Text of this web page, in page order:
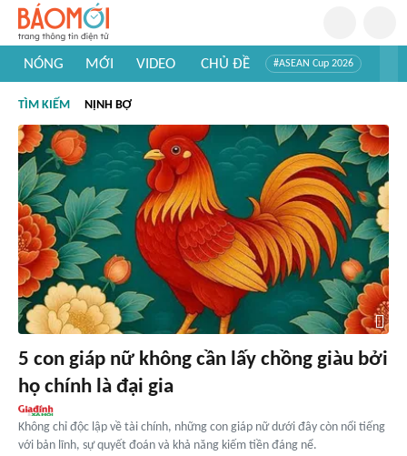
NÓNG MỚI VIDEO CHỦ ĐỀ #ASEAN Cup 2026
#Khám phá thế giới
TÌM KIẾM NỊNH BỢ
5 con giáp nữ không cần lấy chồng giàu bởi
họ chính là đại gia
Không chỉ độc lập về tài chính, những con giáp nữ dưới đây còn nổi tiếng
với bản lĩnh, sự quyết đoán và khả năng kiếm tiền đáng nể.